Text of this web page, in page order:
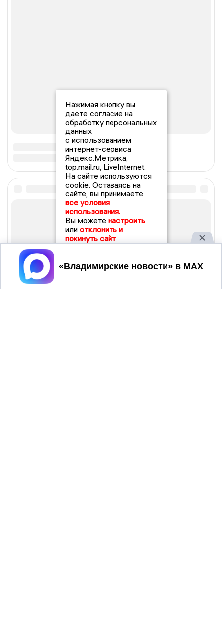
Нажимая кнопку вы
даете согласие на
обработку персональных
данных
с использованием
интернет-сервиса
Яндекс.Метрика,
top.mail.ru, LiveInternet.
На сайте используются
cookie. Оставаясь на
сайте, вы принимаете
все условия
использования.
Вы можете настроить
или отклонить и
покинуть сайт
Принять